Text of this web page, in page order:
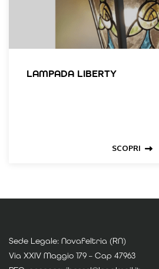
LAMPADA LIBERTY
SCOPRI
Sede Legale: Novafeltria (RN)
Via XXIV Maggio 179 – Cap 47963